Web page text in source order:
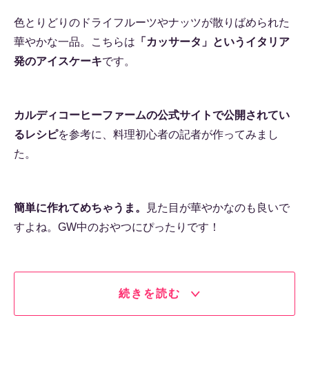
色とりどりのドライフルーツやナッツが散りばめられた
華やかな一品。こちらは 「カッサータ」というイタリア
発のアイスケーキです。
カルディコーヒーファームの公式サイトで公開されてい
るレシピを参考に、料理初心者の記者が作ってみまし
た。
簡単に作れてめちゃうま。
見た目が華やかなのも良いで
すよね。GW中のおやつにぴったりです！
続きを読む